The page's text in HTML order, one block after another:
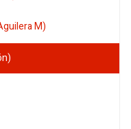
M)